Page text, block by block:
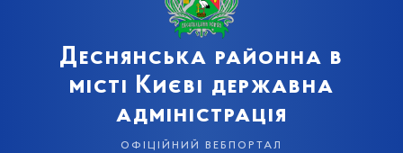
Деснянська районна в
місті Києві державна
адміністрація
офіційний вебпортал